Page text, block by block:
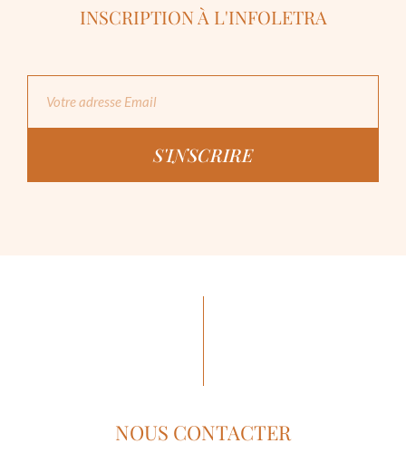
INSCRIPTION À L'INFOLETRA
S'INSCRIRE
NOUS CONTACTER